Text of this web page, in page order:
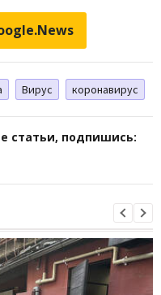
Вирус коронавирус
статьи, подпишись: